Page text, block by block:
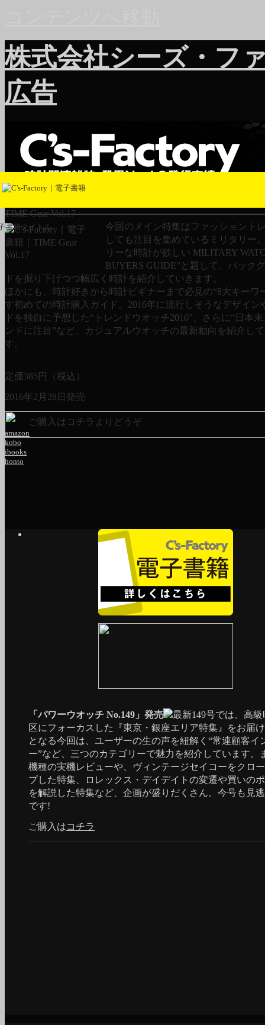
株式会社シーズ・フ
広告
書籍タイトル
TIME Gear Vol.17
今回のメイン特集はファッショント
しても注目を集めているミリタリー
リーな時計が欲しい MILITARY
BUYERS GUIDE”と題して、バック
ドを掘り下げつつ幅広く時計を紹介していきます。
ほかにも、時計好きから時計ビギナーまで必見の“8大キーワ
す初めての時計購入ガイド。2016年に流行しそうなデザイン
ドを独自に予想した“トレンドウオッチ2016”、さらに“日本
ンドに注目”など、カジュアルウオッチの最新動向を紹介し
す。
定価385円（税込）
2016年2月28日発売
ご購入はコチラよりどうぞ
amazon
kobo
ibooks
honto
「パワーウオッチ No.149」発売
最新149号では、高
区にフォーカスした『東京・銀座エリア特集』をお届
となる今回は、ユーザーの生の声を紐解く“常連顧客イ
ー”など、三つのカテゴリーで魅力を紹介しています。
機種の実機レビューや、ヴィンテージセイコーをクロ
プした特集、ロレックス・デイデイトの変遷や買いの
を解説した特集など、企画が盛りだくさん。今号も見
です!
ご購入はコチラ